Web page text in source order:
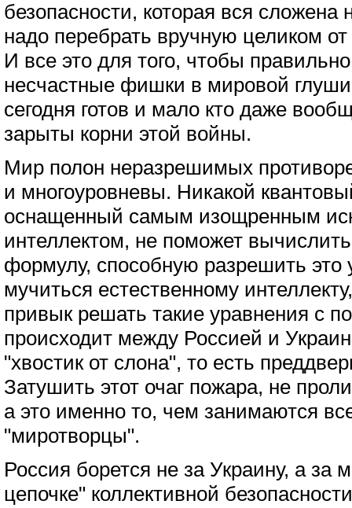
безопасности, которая вся сложена
надо перебрать вручную целиком
И все это для того, чтобы
несчастные фишки в мировой
сегодня готов и мало кто даже
зарыты корни этой войны.
Мир полон неразрешимых
и многоуровневы. Никакой
оснащенный самым изощренным
интеллектом, не поможет
формулу, способную разрешить это
мучиться естественному
привык решать такие уравнения с
происходит между Россией и
"хвостик от слона", то есть
Затушить этот очаг пожара, не
а это именно то, чем занимаются
"миротворцы".
Россия борется не за Украину, а за
цепочке" коллективной